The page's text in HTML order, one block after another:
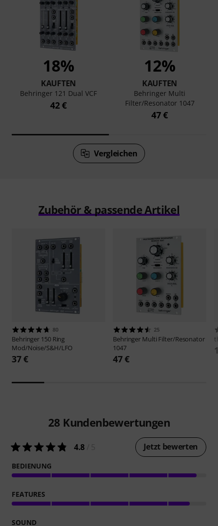
18%
KAUFTEN
Behringer 121 Dual VCF
42 €
12%
KAUFTEN
Behringer Multi
Filter/Resonator 1047
47 €
Vergleichen
Zubehör & passende Artikel
80
Behringer 150 Ring
Mod/Noise/S&H/LFO
37 €
25
Behringer Multi Filter/Resonator
1047
47 €
28 Kundenbewertungen
4.8 Jetzt bewerten
BEDIENUNG
FEATURES
SOUND